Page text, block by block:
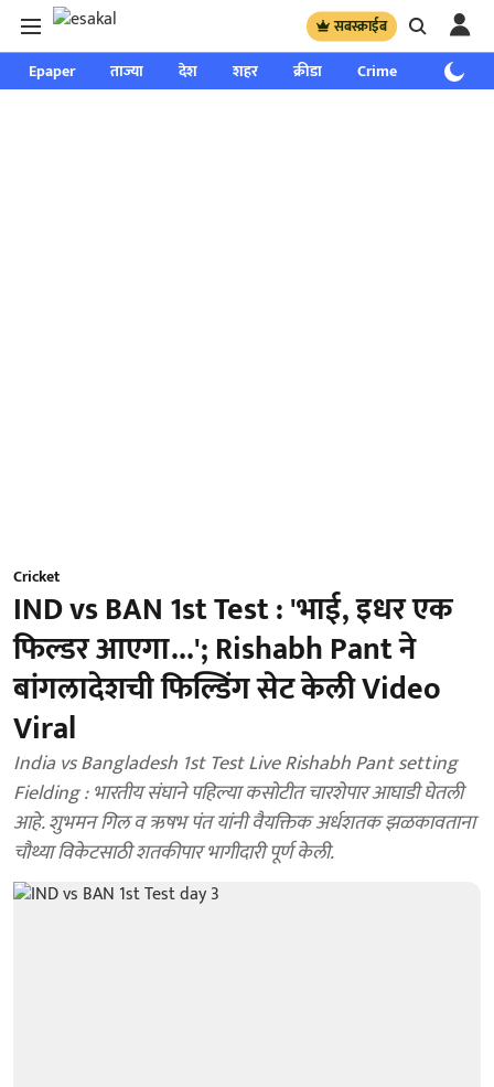
सबस्क्राईब
Epaper ताज्या देश शहर क्रीडा Crime साप्ताहिक
Cricket
IND vs BAN 1st Test : 'भाई, इधर एक
फिल्डर आएगा...'; Rishabh Pant ने
बांगलादेशची फिल्डिंग सेट केली Video
Viral
India vs Bangladesh 1st Test Live Rishabh Pant setting
Fielding : भारतीय संघाने पहिल्या कसोटीत चारशेपार आघाडी घेतली
आहे. शुभमन गिल व ऋषभ पंत यांनी वैयक्तिक अर्धशतक झळकावताना
चौथ्या विकेटसाठी शतकीपार भागीदारी पूर्ण केली.